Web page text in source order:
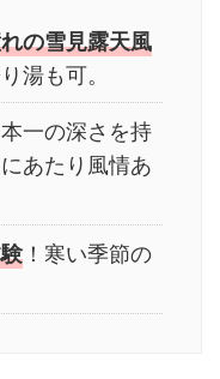
の雪見露天風
湯も可。
一の深さを持
あたり風情あ
！寒い季節の